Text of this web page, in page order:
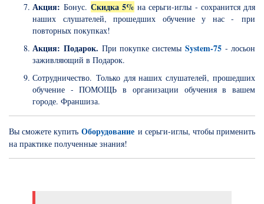
Акция: Бонус. Скидка 5% на серьги-иглы - сохранится для
наших слушателей, прошедших обучение у нас - при
повторных покупках!
Акция: Подарок. При покупке системы System-75 - лосьон
заживляющий в Подарок.
Сотрудничество. Только для наших слушателей, прошедших
обучение - ПОМОЩЬ в организации обучения в вашем
городе. Франшиза.
Вы сможете купитьОборудование и серьги-иглы, чтобы применить
на практике полученные знания!